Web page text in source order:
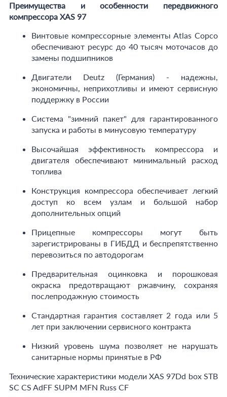
Преимущества и особенности передвижного
компрессора XAS 97
Винтовые компрессорные элементы Atlas Copco
обеспечивают ресурс до 40 тысяч моточасов до
замены подшипников
Двигатели Deutz (Германия) - надежны,
экономичны, неприхотливы и имеют сервисную
поддержку в России
Система "зимний пакет" для гарантированного
запуска и работы в минусовую температуру
Высочайшая эффективность компрессора и
двигателя обеспечивают минимальный расход
топлива
Конструкция компрессора обеспечивает легкий
доступ ко всем узлам и большой набор
дополнительных опций
Прицепные компрессоры могут быть
зарегистрированы в ГИБДД и беспрепятственно
перевозиться по автодорогам
Предварительная оцинковка и порошковая
окраска предотвращают ржавчину, сохраняя
послепродажную стоимость
Стандартная гарантия составляет 2 года или 5
лет при заключении сервисного контракта
Низкий уровень шума позволяет не нарушать
санитарные нормы принятые в РФ
Технические характеристики модели XAS 97Dd box STB
SC CS AdFF SUPM MFN Russ CF